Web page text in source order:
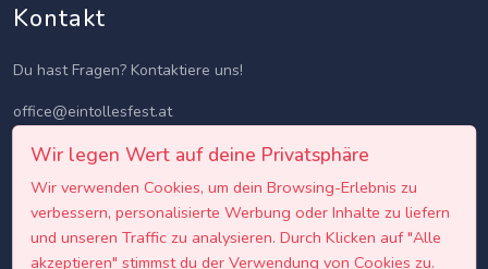
Kontakt
Du hast Fragen? Kontaktiere uns!
office@eintollesfest.at
Wir legen Wert auf deine Privatsphäre
Wir verwenden Cookies, um dein Browsing-Erlebnis zu
verbessern, personalisierte Werbung oder Inhalte zu liefern
und unseren Traffic zu analysieren. Durch Klicken auf "Alle
akzeptieren" stimmst du der Verwendung von Cookies zu.